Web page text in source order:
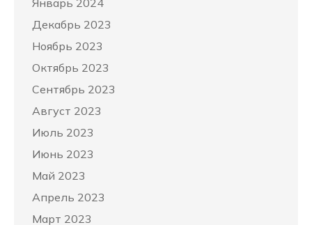
Январь 2024
Декабрь 2023
Ноябрь 2023
Октябрь 2023
Сентябрь 2023
Август 2023
Июль 2023
Июнь 2023
Май 2023
Апрель 2023
Март 2023